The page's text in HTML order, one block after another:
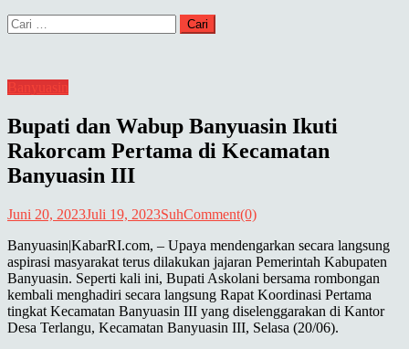
Cari
untuk:
Banyuasin
Bupati dan Wabup Banyuasin Ikuti
Rakorcam Pertama di Kecamatan
Banyuasin III
Juni 20, 2023Juli 19, 2023SuhComment(0)
Banyuasin|KabarRI.com, – Upaya mendengarkan secara langsung
aspirasi masyarakat terus dilakukan jajaran Pemerintah Kabupaten
Banyuasin. Seperti kali ini, Bupati Askolani bersama rombongan
kembali menghadiri secara langsung Rapat Koordinasi Pertama
tingkat Kecamatan Banyuasin III yang diselenggarakan di Kantor
Desa Terlangu, Kecamatan Banyuasin III, Selasa (20/06).